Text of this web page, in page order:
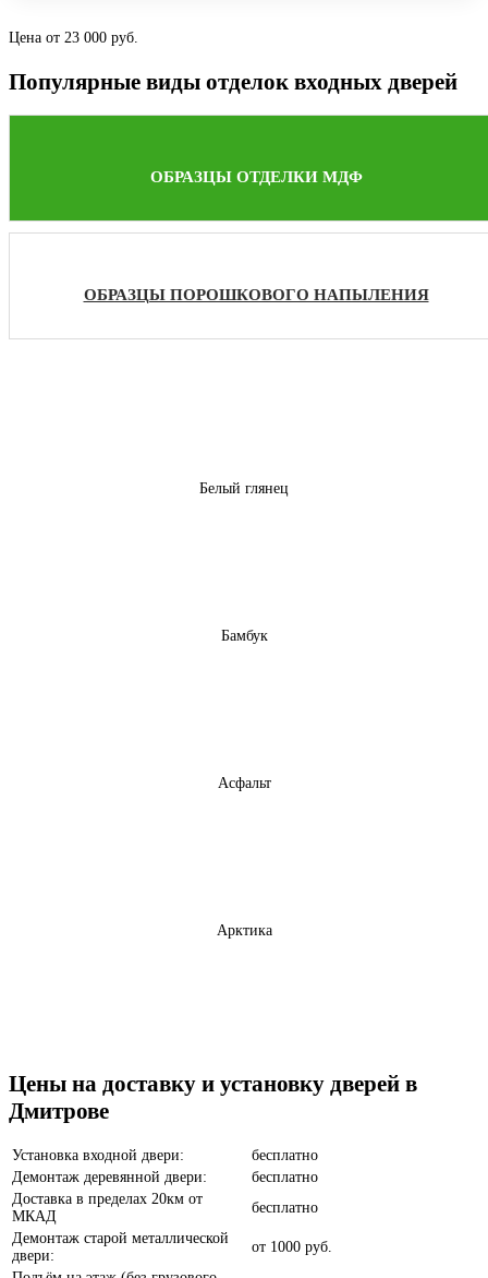
Цена от 23 000 руб.
Популярные виды отделок входных дверей
ОБРАЗЦЫ ОТДЕЛКИ МДФ
ОБРАЗЦЫ ПОРОШКОВОГО НАПЫЛЕНИЯ
Арктика
Асфальт
Бамбук
Белый глянец
Бетон темный
Цены на доставку и установку дверей в
Дмитрове
Установка входной двери:
бесплатно
Демонтаж деревянной двери:
бесплатно
Доставка в пределах 20км от
МКАД
бесплатно
Демонтаж старой металлической
двери:
от 1000 руб.